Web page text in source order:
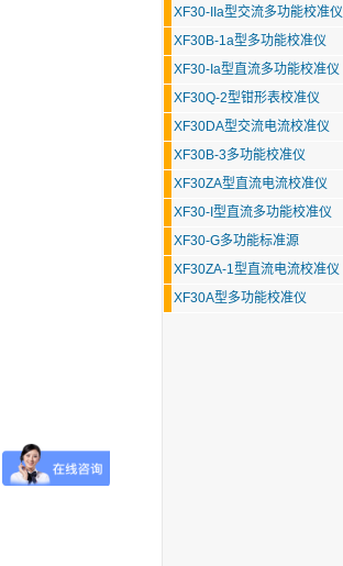
XF30-IIa型交流多功能校准仪
XF30B-1a型多功能校准仪
XF30-Ia型直流多功能校准仪
XF30Q-2型钳形表校准仪
XF30DA型交流电流校准仪
XF30B-3多功能校准仪
XF30ZA型直流电流校准仪
XF30-I型直流多功能校准仪
XF30-G多功能标准源
XF30ZA-1型直流电流校准仪
XF30A型多功能校准仪